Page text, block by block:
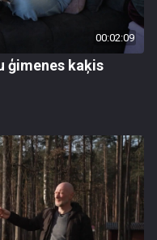
00:02:09
ģimenes kaķis